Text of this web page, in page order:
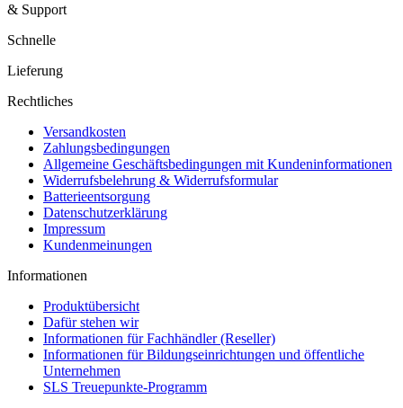
& Support
Schnelle
Lieferung
Rechtliches
Versandkosten
Zahlungsbedingungen
Allgemeine Geschäftsbedingungen mit Kundeninformationen
Widerrufsbelehrung & Widerrufsformular
Batterieentsorgung
Datenschutzerklärung
Impressum
Kundenmeinungen
Informationen
Produktübersicht
Dafür stehen wir
Informationen für Fachhändler (Reseller)
Informationen für Bildungseinrichtungen und öffentliche
Unternehmen
SLS Treuepunkte-Programm